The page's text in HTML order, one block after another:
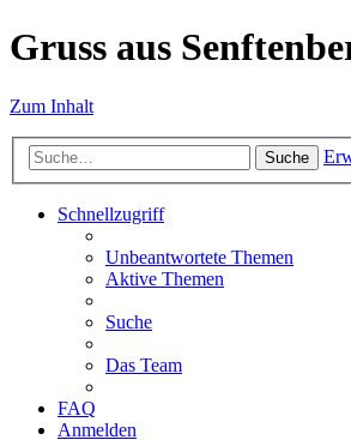
Gruss aus
Zum Inhalt
Suche
Schnellzugriff
Unbeantwortete Themen
Aktive Themen
Suche
Das Team
FAQ
Anmelden